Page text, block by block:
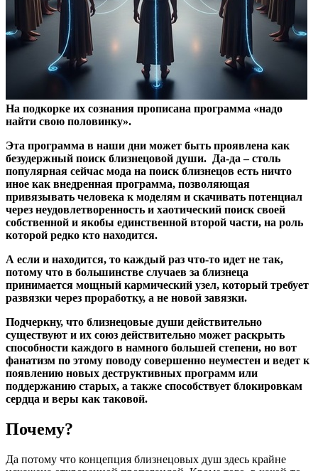
На подкорке их сознания прописана программа «надо
найти свою половинку».
Эта программа в наши дни может быть проявлена как
безудержный поиск близнецовой души. Да-да – столь
популярная сейчас мода на поиск близнецов есть ничто
иное как внедренная программа, позволяющая
привязывать человека к моделям и скачивать потенциал
через неудовлетворенность и хаотический поиск своей
собственной и якобы единственной второй части, на роль
которой редко кто находится.
А если и находится, то каждый раз что-то идет не так,
потому что в большинстве случаев за близнеца
принимается мощный кармический узел, который требует
развязки через проработку, а не новой завязки.
Подчеркну, что близнецовые души действительно
существуют и их союз действительно может раскрыть
способности каждого в намного большей степени, но вот
фанатизм по этому поводу совершенно неуместен и ведет к
появлению новых деструктивных программ или
поддержанию старых, а также способствует блокировкам
сердца и веры как таковой.
Почему?
Да потому что концепция близнецовых душ здесь крайне